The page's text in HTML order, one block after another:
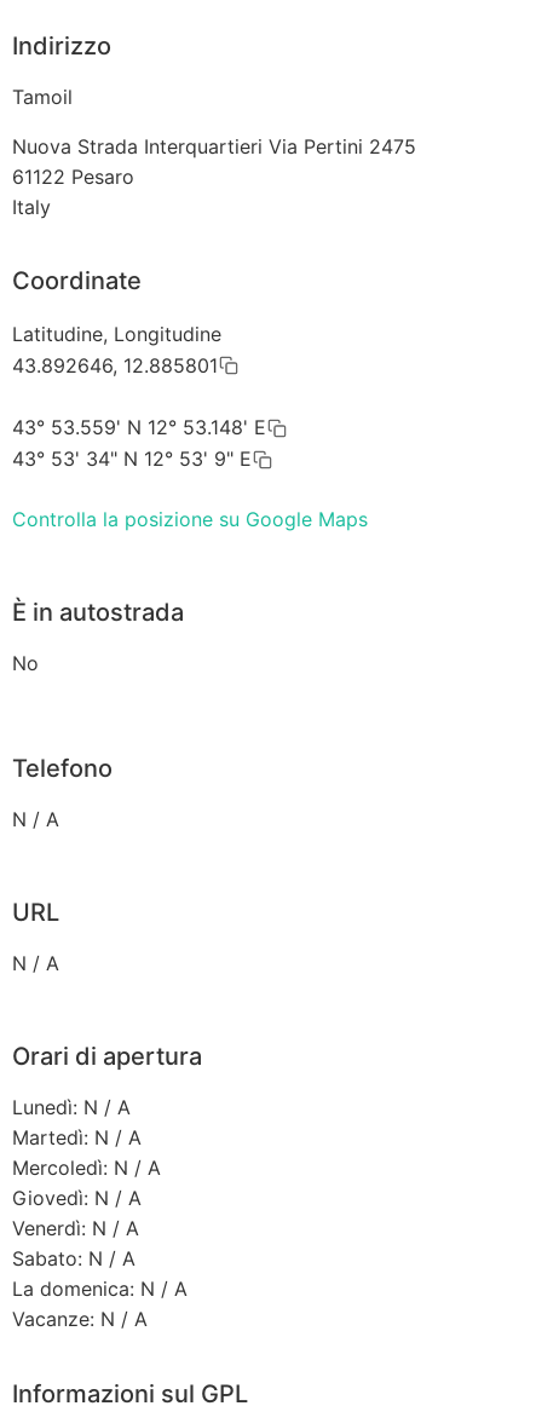
Indirizzo
Tamoil
Nuova Strada Interquartieri Via Pertini 2475
61122 Pesaro
Italy
Coordinate
Latitudine, Longitudine
43.892646, 12.885801
43° 53.559' N 12° 53.148' E
43° 53' 34" N 12° 53' 9" E
Controlla la posizione su Google Maps
È in autostrada
No
Telefono
N / A
URL
N / A
Orari di apertura
Lunedì: N / A
Martedì: N / A
Mercoledì: N / A
Giovedì: N / A
Venerdì: N / A
Sabato: N / A
La domenica: N / A
Vacanze: N / A
Informazioni sul GPL